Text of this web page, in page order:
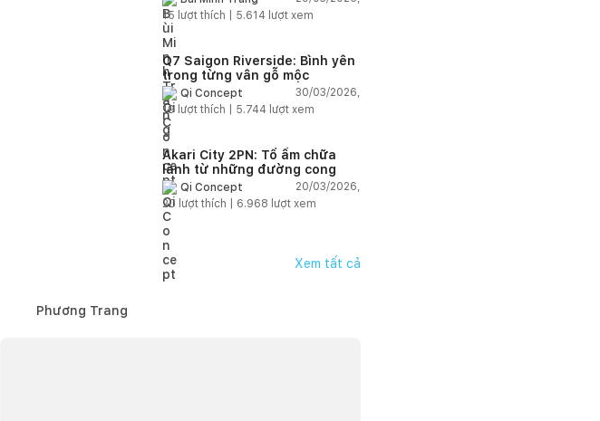
15 lượt thích | 5.614 lượt xem
Q7 Saigon Riverside: Bình yên
trong từng vân gỗ mộc
Qi Concept
30/03/2026,
19 lượt thích | 5.744 lượt xem
Akari City 2PN: Tổ ấm chữa
lành từ những đường cong
Qi Concept
20/03/2026,
20 lượt thích | 6.968 lượt xem
Xem tất cả
Phương Trang